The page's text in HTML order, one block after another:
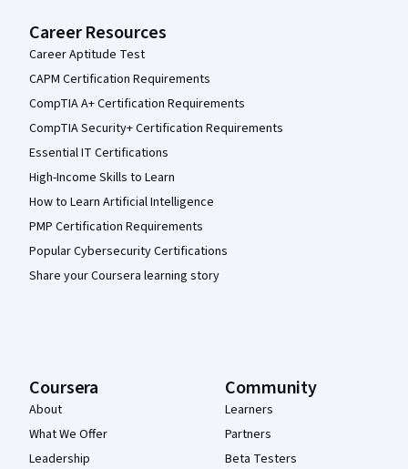
Career Resources
Career Aptitude Test
CAPM Certification Requirements
CompTIA A+ Certification Requirements
CompTIA Security+ Certification Requirements
Essential IT Certifications
High-Income Skills to Learn
How to Learn Artificial Intelligence
PMP Certification Requirements
Popular Cybersecurity Certifications
Share your Coursera learning story
Coursera
About
What We Offer
Leadership
Community
Learners
Partners
Beta Testers